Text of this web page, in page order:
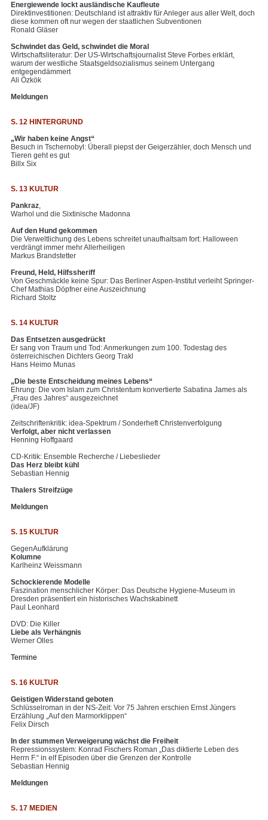
Energiewende lockt ausländische Kaufleute
Direktinvestitionen: Deutschland ist attraktiv für Anleger aus aller Welt, doch
diese kommen oft nur wegen der staatlichen Subventionen
Ronald Gläser
Schwindet das Geld, schwindet die Moral
Wirtschaftsliteratur: Der US-Wirtschaftsjournalist Steve Forbes erklärt,
warum der westliche Staatsgeldsozialismus seinem Untergang
entgegendämmert
Ali Özkök
Meldungen
S. 12 HINTERGRUND
„Wir haben keine Angst“
Besuch in Tschernobyl: Überall piepst der Geigerzähler, doch Mensch und
Tieren geht es gut
Billx Six
S. 13 KULTUR
Pankraz,
Warhol und die Sixtinische Madonna
Auf den Hund gekommen
Die Verweltlichung des Lebens schreitet unaufhaltsam fort: Halloween
verdrängt immer mehr Allerheiligen
Markus Brandstetter
Freund, Held, Hilfssheriff
Von Geschmäckle keine Spur: Das Berliner Aspen-Institut verleiht Springer-
Chef Mathias Döpfner eine Auszeichnung
Richard Stoltz
S. 14 KULTUR
Das Entsetzen ausgedrückt
Er sang von Traum und Tod: Anmerkungen zum 100. Todestag des
österreichischen Dichters Georg Trakl
Hans Heimo Munas
„Die beste Entscheidung meines Lebens“
Ehrung: Die vom Islam zum Christentum konvertierte Sabatina James als
„Frau des Jahres“ ausgezeichnet
(idea/JF)
Zeitschriftenkritik: idea-Spektrum / Sonderheft Christenverfolgung
Verfolgt, aber nicht verlassen
Henning Hoffgaard
CD-Kritik: Ensemble Recherche / Liebeslieder
Das Herz bleibt kühl
Sebastian Hennig
Thalers Streifzüge
Meldungen
S. 15 KULTUR
GegenAufklärung
Kolumne
Karlheinz Weissmann
Schockierende Modelle
Faszination menschlicher Körper: Das Deutsche Hygiene-Museum in
Dresden präsentiert ein historisches Wachskabinett
Paul Leonhard
DVD: Die Killer
Liebe als Verhängnis
Werner Olles
Termine
S. 16 KULTUR
Geistigen Widerstand geboten
Schlüsselroman in der NS-Zeit: Vor 75 Jahren erschien Ernst Jüngers
Erzählung „Auf den Marmorklippen“
Felix Dirsch
In der stummen Verweigerung wächst die Freiheit
Repressionssystem: Konrad Fischers Roman „Das diktierte Leben des
Herrn F.“ in elf Episoden über die Grenzen der Kontrolle
Sebastian Hennig
Meldungen
S. 17 MEDIEN